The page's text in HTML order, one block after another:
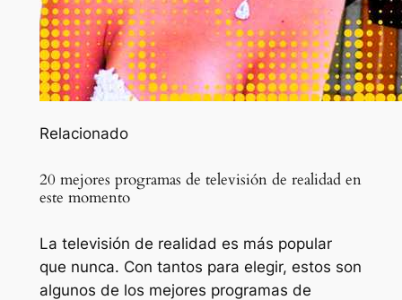
Relacionado
20 mejores programas de televisión de realidad en
este momento
La televisión de realidad es más popular
que nunca. Con tantos para elegir, estos son
algunos de los mejores programas de